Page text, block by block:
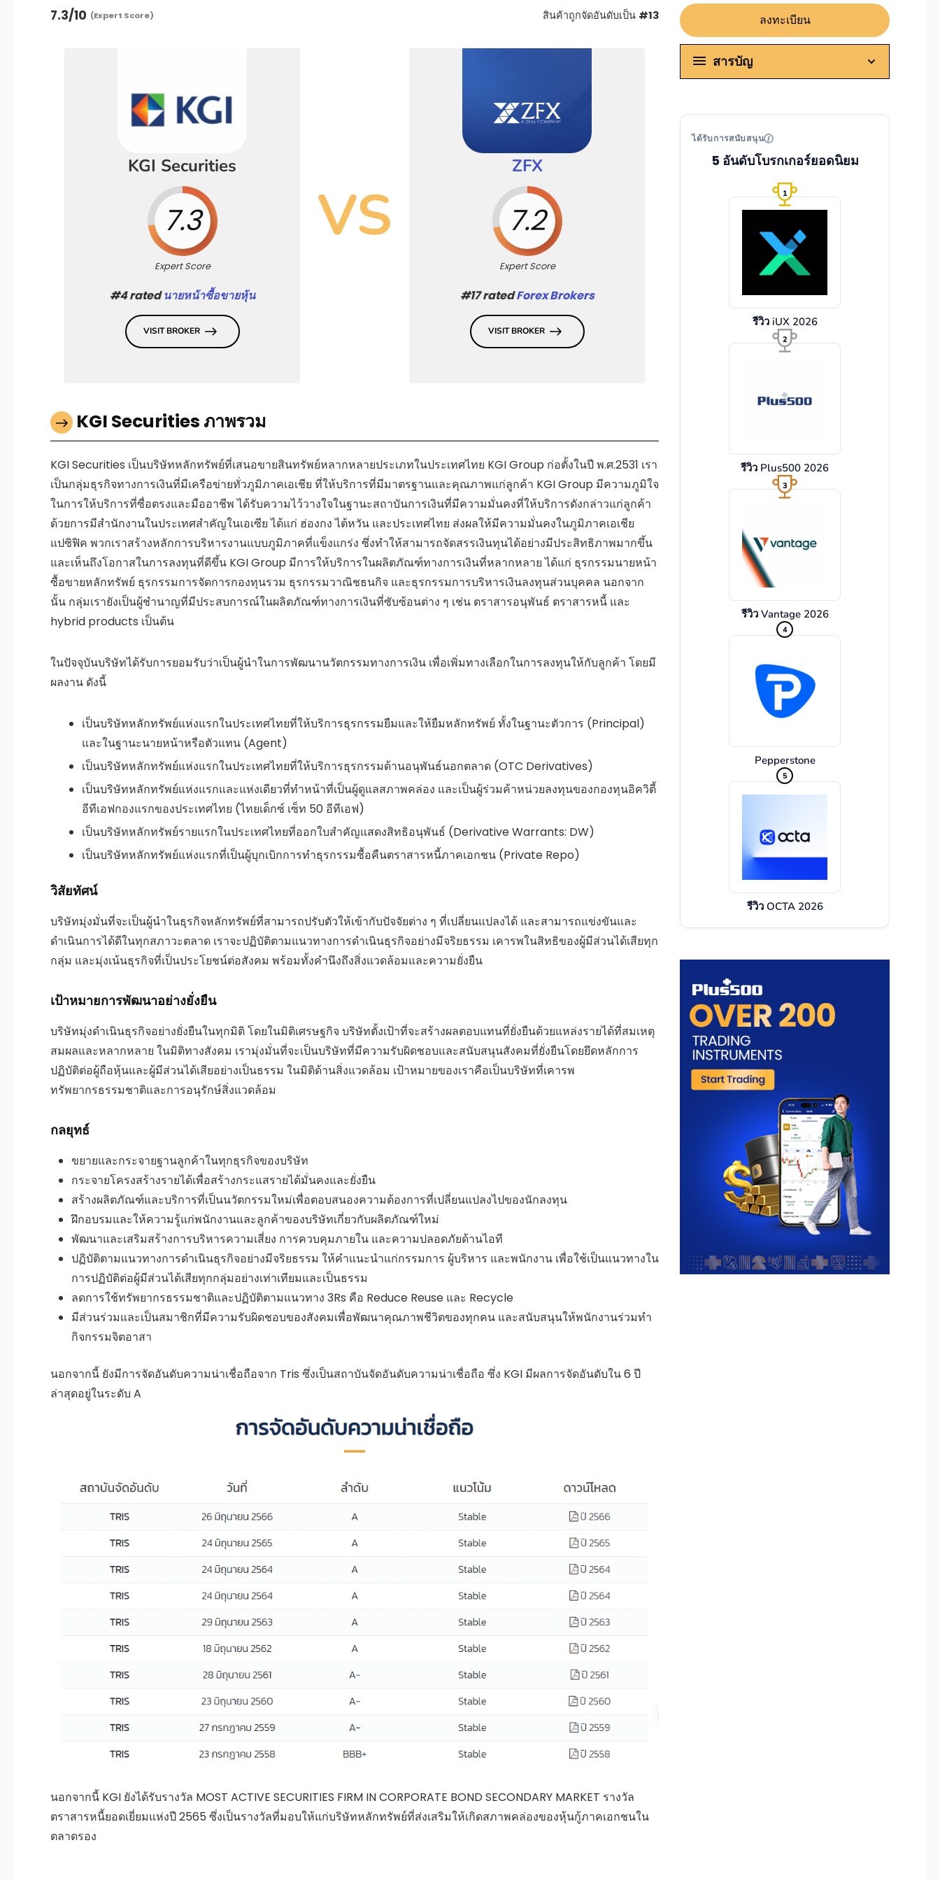
7.3/10 (Expert Score) สินค้าถูกจัดอันดับเป็น #13
KGI Securities
7.3
Expert Score
#4 ratedนายหน้าซื้อขายหุ้น
VISIT BROKER
VS
ZFX
7.2
Expert Score
#17 ratedForex Brokers
VISIT BROKER
KGI Securities ภาพรวม
KGI Securities เป็นบริษัทหลักทรัพย์ที่เสนอขายสินทรัพย์หลากหลายประเภทในประเทศไทย KGI Group ก่อตั้งในปี พ.ศ.2531 เรา
เป็นกลุ่มธุรกิจทางการเงินที่มีเครือข่ายทั่วภูมิภาคเอเชีย ที่ให้บริการที่มีมาตรฐานและคุณภาพแก่ลูกค้า KGI Group มีความภูมิใจ
ในการให้บริการที่ซื่อตรงและมืออาชีพ ได้รับความไว้วางใจในฐานะสถาบันการเงินที่มีความมั่นคงที่ให้บริการดังกล่าวแก่ลูกค้า
ด้วยการมีสำนักงานในประเทศสำคัญในเอเซีย ได้แก่ ฮ่องกง ไต้หวัน และประเทศไทย ส่งผลให้มีความมั่นคงในภูมิภาคเอเชีย
แปซิฟิค พวกเราสร้างหลักการบริหารงานแบบภูมิภาคที่แข็งแกร่ง ซึ่งทำให้สามารถจัดสรรเงินทุนได้อย่างมีประสิทธิภาพมากขึ้น
และเห็นถึงโอกาสในการลงทุนที่ดีขึ้น KGI Group มีการให้บริการในผลิตภัณฑ์ทางการเงินที่หลากหลาย ได้แก่ ธุรกรรมนายหน้า
ซื้อขายหลักทรัพย์ ธุรกรรมการจัดการกองทุนรวม ธุรกรรมวาณิชธนกิจ และธุรกรรมการบริหารเงินลงทุนส่วนบุคคล นอกจาก
นั้น กลุ่มเรายังเป็นผู้ชำนาญที่มีประสบการณ์ในผลิตภัณฑ์ทางการเงินที่ซับซ้อนต่าง ๆ เช่น ตราสารอนุพันธ์ ตราสารหนี้ และ
hybrid products เป็นต้น
ในปัจจุบันบริษัทได้รับการยอมรับว่าเป็นผู้นำในการพัฒนานวัตกรรมทางการเงิน เพื่อเพิ่มทางเลือกในการลงทุนให้กับลูกค้า โดยมี
ผลงาน ดังนี้
เป็นบริษัทหลักทรัพย์แห่งแรกในประเทศไทยที่ให้บริการธุรกรรมยืมและให้ยืมหลักทรัพย์ ทั้งในฐานะตัวการ (Principal)
และในฐานะนายหน้าหรือตัวแทน (Agent)
เป็นบริษัทหลักทรัพย์แห่งแรกในประเทศไทยที่ให้บริการธุรกรรมด้านอนุพันธ์นอกตลาด (OTC Derivatives)
เป็นบริษัทหลักทรัพย์แห่งแรกและแห่งเดียวที่ทำหน้าที่เป็นผู้ดูแลสภาพคล่อง และเป็นผู้ร่วมค้าหน่วยลงทุนของกองทุนอิควิตี้
อีทีเอฟกองแรกของประเทศไทย (ไทยเด็กซ์ เซ็ท 50 อีทีเอฟ)
เป็นบริษัทหลักทรัพย์รายแรกในประเทศไทยที่ออกใบสำคัญแสดงสิทธิอนุพันธ์ (Derivative Warrants: DW)
เป็นบริษัทหลักทรัพย์แห่งแรกที่เป็นผู้บุกเบิกการทำธุรกรรมซื้อคืนตราสารหนี้ภาคเอกชน (Private Repo)
วิสัยทัศน์
บริษัทมุ่งมั่นที่จะเป็นผู้นำในธุรกิจหลักทรัพย์ที่สามารถปรับตัวให้เข้ากับปัจจัยต่าง ๆ ที่เปลี่ยนแปลงได้ และสามารถแข่งขันและ
ดำเนินการได้ดีในทุกสภาวะตลาด เราจะปฏิบัติตามแนวทางการดำเนินธุรกิจอย่างมีจริยธรรม เคารพในสิทธิของผู้มีส่วนได้เสียทุก
กลุ่ม และมุ่งเน้นธุรกิจที่เป็นประโยชน์ต่อสังคม พร้อมทั้งคำนึงถึงสิ่งแวดล้อมและความยั่งยืน
เป้าหมายการพัฒนาอย่างยั่งยืน
บริษัทมุ่งดำเนินธุรกิจอย่างยั่งยืนในทุกมิติ โดยในมิติเศรษฐกิจ บริษัทตั้งเป้าที่จะสร้างผลตอบแทนที่ยั่งยืนด้วยแหล่งรายได้ที่สมเหตุ
สมผลและหลากหลาย ในมิติทางสังคม เรามุ่งมั่นที่จะเป็นบริษัทที่มีความรับผิดชอบและสนับสนุนสังคมที่ยั่งยืนโดยยึดหลักการ
ปฏิบัติต่อผู้ถือหุ้นและผู้มีส่วนได้เสียอย่างเป็นธรรม ในมิติด้านสิ่งแวดล้อม เป้าหมายของเราคือเป็นบริษัทที่เคารพ
ทรัพยากรธรรมชาติและการอนุรักษ์สิ่งแวดล้อม
กลยุทธ์
ขยายและกระจายฐานลูกค้าในทุกธุรกิจของบริษัท
กระจายโครงสร้างรายได้เพื่อสร้างกระแสรายได้มั่นคงและยั่งยืน
สร้างผลิตภัณฑ์และบริการที่เป็นนวัตกรรมใหม่เพื่อตอบสนองความต้องการที่เปลี่ยนแปลงไปของนักลงทุน
ฝึกอบรมและให้ความรู้แก่พนักงานและลูกค้าของบริษัทเกี่ยวกับผลิตภัณฑ์ใหม่
พัฒนาและเสริมสร้างการบริหารความเสี่ยง การควบคุมภายใน และความปลอดภัยด้านไอที
ปฏิบัติตามแนวทางการดำเนินธุรกิจอย่างมีจริยธรรม ให้คำแนะนำแก่กรรมการ ผู้บริหาร และพนักงาน เพื่อใช้เป็นแนวทางใน
การปฏิบัติต่อผู้มีส่วนได้เสียทุกกลุ่มอย่างเท่าเทียมและเป็นธรรม
ลดการใช้ทรัพยากรธรรมชาติและปฏิบัติตามแนวทาง 3Rs คือ Reduce Reuse และ Recycle
มีส่วนร่วมและเป็นสมาชิกที่มีความรับผิดชอบของสังคมเพื่อพัฒนาคุณภาพชีวิตของทุกคน และสนับสนุนให้พนักงานร่วมทำ
กิจกรรมจิตอาสา
นอกจากนี้ ยังมีการจัดอันดับความน่าเชื่อถือจาก Tris ซึ่งเป็นสถาบันจัดอันดับความน่าเชื่อถือ ซึ่ง KGI มีผลการจัดอันดับใน 6 ปี
ล่าสุดอยู่ในระดับ A
นอกจากนี้ KGI ยังได้รับรางวัล MOST ACTIVE SECURITIES FIRM IN CORPORATE BOND SECONDARY MARKET รางวัล
ตราสารหนี้ยอดเยี่ยมแห่งปี 2565 ซึ่งเป็นรางวัลที่มอบให้แก่บริษัทหลักทรัพย์ที่ส่งเสริมให้เกิดสภาพคล่องของหุ้นกู้ภาคเอกชนใน
ตลาดรอง
ลงทะเบียน
สารบัญ
ได้รับการสนับสนุน
5 อันดับโบรกเกอร์ยอดนิยม
1
รีวิว iUX 2026
2
รีวิว Plus500 2026
3
รีวิว Vantage 2026
4
Pepperstone
5
รีวิว OCTA 2026